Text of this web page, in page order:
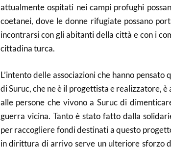
attualmente ospitati nei campi profughi
coetanei, dove le donne rifugiate possano
incontrarsi con gli abitanti della città e con i
cittadina turca.
L’intento delle associazioni che hanno
di Suruc, che ne è il progettista e realizzatore,
alle persone che vivono a Suruc di
guerra vicina. Tanto è stato fatto dalla
per raccogliere fondi destinati a questo
in dirittura di arrivo serve un ulteriore sforzo